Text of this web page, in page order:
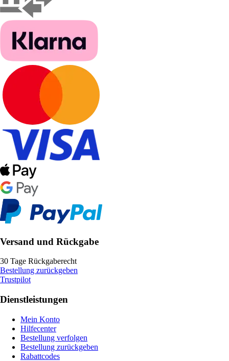
Versand und Rückgabe
30 Tage Rückgaberecht
Bestellung zurückgeben
Trustpilot
Dienstleistungen
Mein Konto
Hilfecenter
Bestellung verfolgen
Bestellung zurückgeben
Rabattcodes